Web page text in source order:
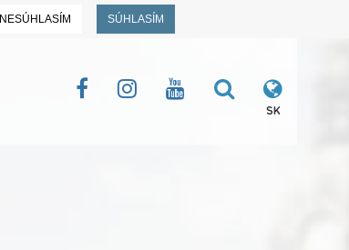
NESÚHLASÍM SÚHLASÍM
SK